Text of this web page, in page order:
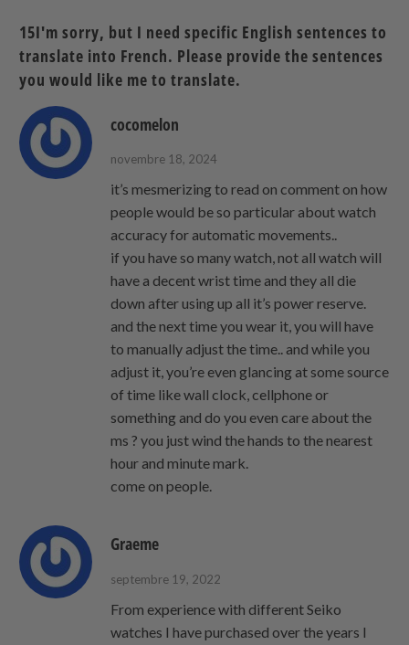
ami
15I'm sorry, but I need specific English sentences to
translate into French. Please provide the sentences
you would like me to translate.
cocomelon
novembre 18, 2024
it’s mesmerizing to read on comment on how
people would be so particular about watch
accuracy for automatic movements..
if you have so many watch, not all watch will
have a decent wrist time and they all die
down after using up all it’s power reserve.
and the next time you wear it, you will have
to manually adjust the time.. and while you
adjust it, you’re even glancing at some source
of time like wall clock, cellphone or
something and do you even care about the
ms ? you just wind the hands to the nearest
hour and minute mark.
come on people.
Graeme
septembre 19, 2022
From experience with different Seiko
watches I have purchased over the years I